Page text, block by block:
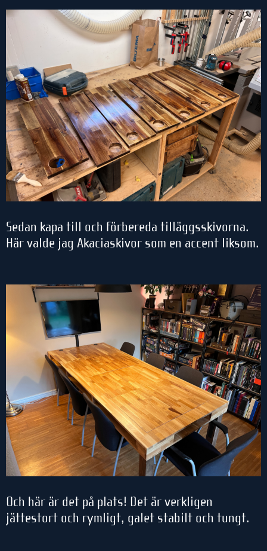
Sedan kapa till och förbereda tilläggsskivorna.
Här valde jag Akaciaskivor som en accent liksom.
Och här är det på plats! Det är verkligen
jättestort och rymligt, galet stabilt och tungt.